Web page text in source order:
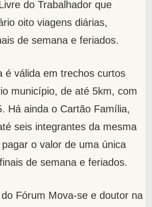
do Trabalhador que
oito viagens diárias,
de semana e feriados.
é válida em trechos curtos
município, de até 5km, com
Há ainda o Cartão Família,
seis integrantes da mesma
o valor de uma única
de semana e feriados.
Fórum Mova-se e doutor na